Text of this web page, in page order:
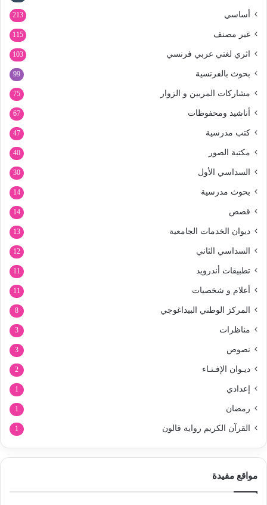
أساسي 213
غير مصنف 115
اثري لغتي عربي فرنسي 103
بحوث بالفرنسية 99
مشاركات المربين و الزوار 75
أناشيد ومحفوظات 67
كتب مدرسية 47
مكتبة الصور 40
السداسي الأول 30
بحوث مدرسية 14
قصص 14
ديوان الخدمات الجامعية 13
السداسي الثاني 12
تطبيقات أندرويد 11
أعلام و شخصيات 11
المركز الوطني البيداغوجي 8
مناظرات 3
نصوص 3
ديـوان الإفـتـاء 2
إعدادي 1
رمضان 1
القرآن الكريم رواية قالون 1
مواقع مفيدة